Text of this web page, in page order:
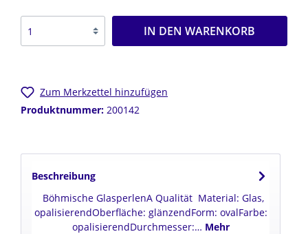
IN DEN WARENKORB
Zum Merkzettel hinzufügen
Produktnummer: 200142
Beschreibung
Böhmische GlasperlenA Qualität Material: Glas,
opalisierendOberfläche: glänzendForm: ovalFarbe:
opalisierendDurchmesser:… Mehr